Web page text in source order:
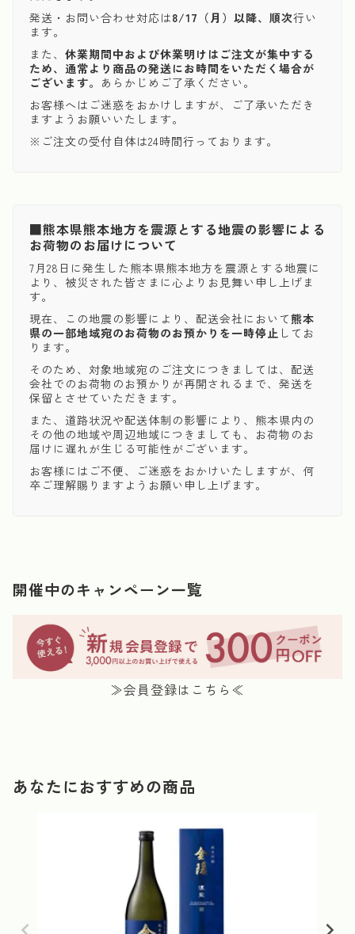
発送・お問い合わせ対応は8/17（月）以降、順次行い
ます。
また、 休業期間中および休業明けはご注文が集中する
ため、通常より商品の発送にお時間をいただく場合が
ございます。 あらかじめご了承ください。
お客様へはご迷惑をおかけしますが、ご了承いただき
ますようお願いいたします。
※ご注文の受付自体は24時間行っております。
■熊本県熊本地方を震源とする地震の影響による
お荷物のお届けについて
7月28日に発生した熊本県熊本地方を震源とする地震に
より、被災された皆さまに心よりお見舞い申し上げま
す。
現在、この地震の影響により、配送会社において熊本
県の一部地域宛のお荷物のお預かりを一時停止 してお
ります。
そのため、対象地域宛のご注文につきましては、配送
会社でのお荷物のお預かりが再開されるまで、発送を
保留とさせていただきます。
また、道路状況や配送体制の影響により、熊本県内の
その他の地域や周辺地域につきましても、お荷物のお
届けに遅れが生じる可能性がございます。
お客様にはご不便、ご迷惑をおかけいたしますが、何
卒ご理解賜りますようお願い申し上げます。
開催中のキャンペーン一覧
≫会員登録はこちら≪
あなたにおすすめの商品